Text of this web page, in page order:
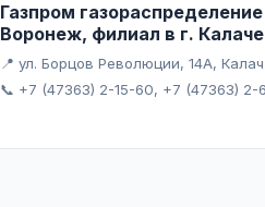
Газпром газораспределение
Воронеж, филиал в г. Калаче
📍 ул. Борцов Революции, 14А, Калач